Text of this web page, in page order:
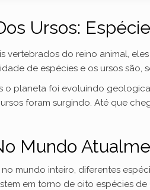
Ursos:
vertebrados do reino animal,
de espécies e os ursos
o planeta foi evoluindo
foram surgindo. Até que
Mundo
no mundo inteiro, diferentes
em torno de oito espécies de